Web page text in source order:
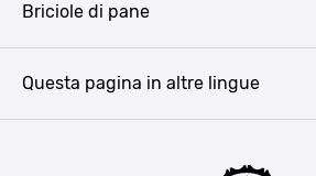
Bucarest
Briciole di pane
Questa pagina in altre lingue